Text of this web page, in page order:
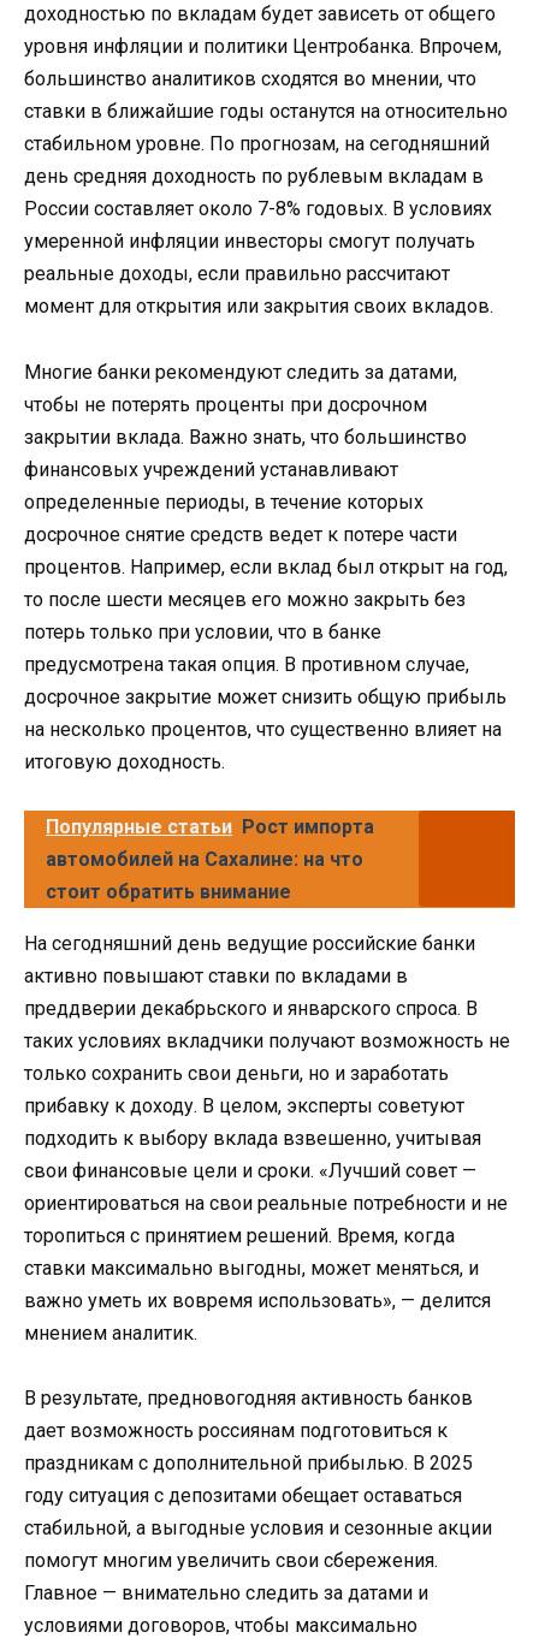
доходностью по вкладам будет зависеть от общего
уровня инфляции и политики Центробанка. Впрочем,
большинство аналитиков сходятся во мнении, что
ставки в ближайшие годы останутся на относительно
стабильном уровне. По прогнозам, на сегодняшний
день средняя доходность по рублевым вкладам в
России составляет около 7-8% годовых. В условиях
умеренной инфляции инвесторы смогут получать
реальные доходы, если правильно рассчитают
момент для открытия или закрытия своих вкладов.
Многие банки рекомендуют следить за датами,
чтобы не потерять проценты при досрочном
закрытии вклада. Важно знать, что большинство
финансовых учреждений устанавливают
определенные периоды, в течение которых
досрочное снятие средств ведет к потере части
процентов. Например, если вклад был открыт на год,
то после шести месяцев его можно закрыть без
потерь только при условии, что в банке
предусмотрена такая опция. В противном случае,
досрочное закрытие может снизить общую прибыль
на несколько процентов, что существенно влияет на
итоговую доходность.
Популярные статьи Рост импорта
автомобилей на Сахалине: на что
стоит обратить внимание
На сегодняшний день ведущие российские банки
активно повышают ставки по вкладами в
преддверии декабрьского и январского спроса. В
таких условиях вкладчики получают возможность не
только сохранить свои деньги, но и заработать
прибавку к доходу. В целом, эксперты советуют
подходить к выбору вклада взвешенно, учитывая
свои финансовые цели и сроки. «Лучший совет —
ориентироваться на свои реальные потребности и не
торопиться с принятием решений. Время, когда
ставки максимально выгодны, может меняться, и
важно уметь их вовремя использовать», — делится
мнением аналитик.
В результате, предновогодняя активность банков
дает возможность россиянам подготовиться к
праздникам с дополнительной прибылью. В 2025
году ситуация с депозитами обещает оставаться
стабильной, а выгодные условия и сезонные акции
помогут многим увеличить свои сбережения.
Главное — внимательно следить за датами и
условиями договоров, чтобы максимально